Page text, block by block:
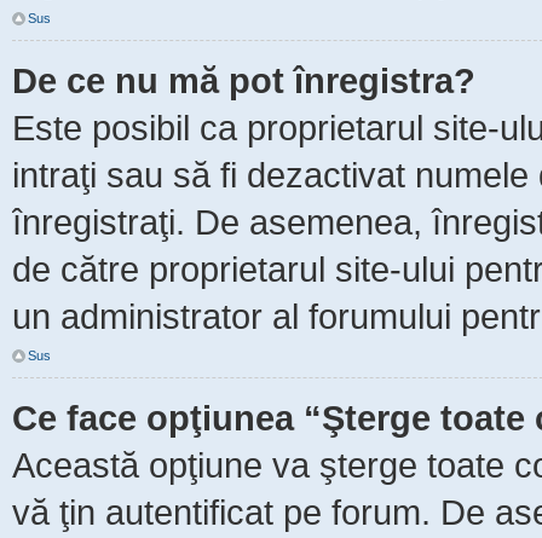
Sus
De ce nu mă pot înregistra?
Este posibil ca proprietarul site-
intraţi sau să fi dezactivat
înregistraţi. De asemenea,
de către proprietarul site-ului
un administrator al forumului
Sus
Ce face opţiunea “Şterge
Această opţiune va şterge toate
vă ţin autentificat pe forum. De